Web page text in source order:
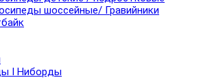
шоссейные/ Гравийники
I Ниборды